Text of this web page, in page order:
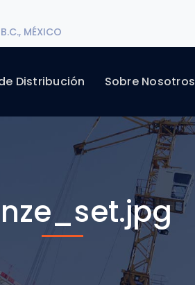
MÉXICO
Distribución Sobre Nosotros